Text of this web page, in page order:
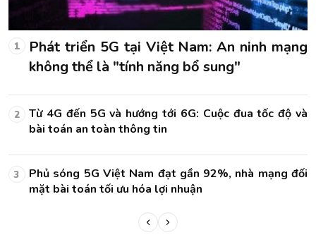
1
Phát triển 5G tại Việt Nam: An ninh mạng
không thể là "tính năng bổ sung"
2
Từ 4G đến 5G và hướng tới 6G: Cuộc đua tốc độ và
bài toán an toàn thông tin
3
Phủ sóng 5G Việt Nam đạt gần 92%, nhà mạng đối
mặt bài toán tối ưu hóa lợi nhuận